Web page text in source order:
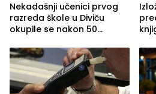
Nekadašnji učenici prvog
razreda škole u Diviču
okupile se nakon 50
Pašić im održao čas
(FOTO)